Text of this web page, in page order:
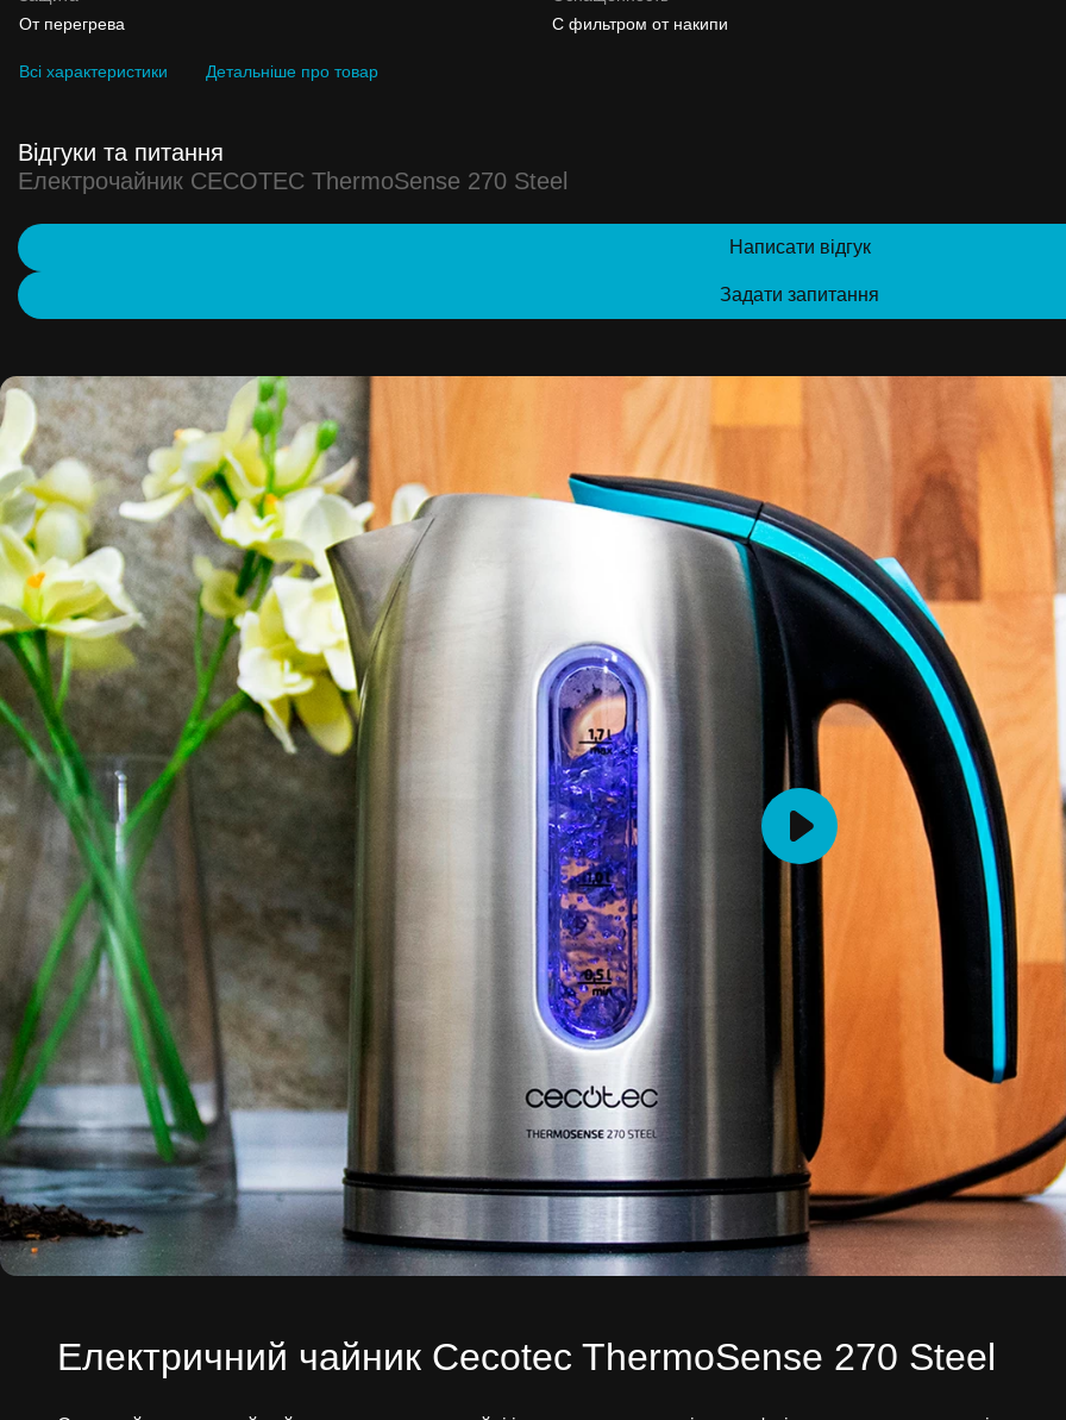
От перегрева
С фильтром от накипи
Всі характеристики Детальніше про товар
Відгуки та питання
Електрочайник CECOTEC ThermoSense 270 Steel
Написати відгук
Задати запитання
Електричний чайник Cecotec ThermoSense 270 Steel